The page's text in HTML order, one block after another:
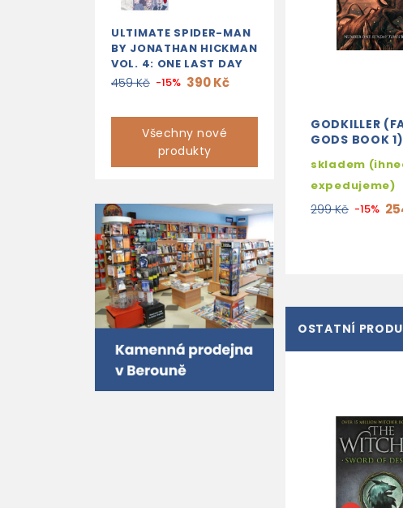
ULTIMATE SPIDER-MAN
BY JONATHAN HICKMAN
VOL. 4: ONE LAST DAY
459 Kč -15% 390 Kč
Všechny nové
produkty
GODKILLER
GODS BOOK 1)
skladem
expedujeme)
299 Kč -15%
OSTATNÍ